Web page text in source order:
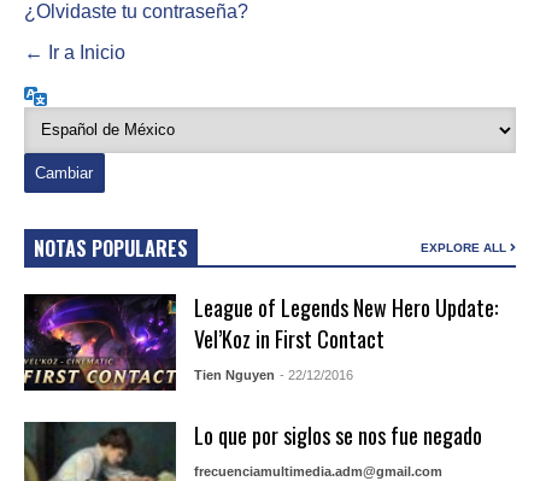
¿Olvidaste tu contraseña?
← Ir a Inicio
NOTAS POPULARES EXPLORE ALL
League of Legends New Hero Update:
Vel’Koz in First Contact
Tien Nguyen - 22/12/2016
Lo que por siglos se nos fue negado
frecuenciamultimedia.adm@gmail.com